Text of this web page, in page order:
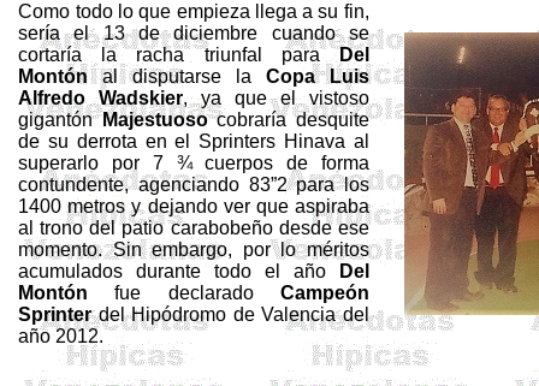
Como todo lo que empieza llega a su fin,
sería el 13 de diciembre cuando se
cortaría la racha triunfal paraDel
Montónal disputarse la Copa Luis
AlfredoWadskier, ya que el vistoso
gigantónMajestuosocobraría desquite
de su derrota en el Sprinters Hinava al
superarlo por 7 ¾ cuerpos de forma
contundente, agenciando 83”2 para los
1400 metros y dejando ver que aspiraba
al trono del patio carabobeño desde ese
momento. Sin embargo, por lo méritos
acumulados durante todo el año
Del
Montón fue declarado Campeón
Sprinter del Hipódromo de Valencia del
año 2012.